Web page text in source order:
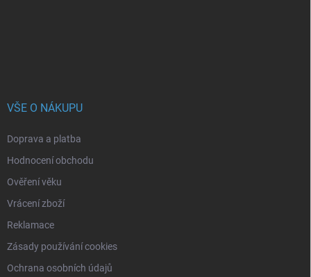
VŠE O NÁKUPU
Doprava a platba
Hodnocení obchodu
Ověření věku
Vrácení zboží
Reklamace
Zásady používání cookies
Ochrana osobních údajů